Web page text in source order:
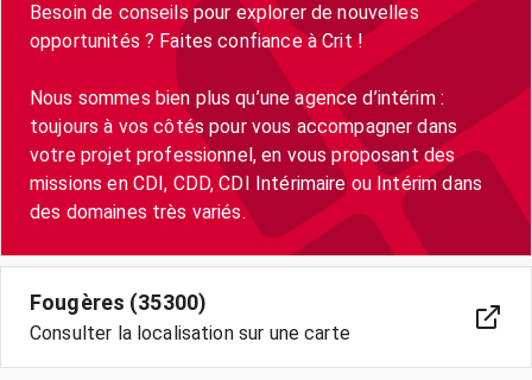
Besoin de conseils pour explorer de nouvelles
opportunités ? Faites confiance à Crit !
Nous sommes bien plus qu’une agence d’intérim :
toujours à vos côtés pour vous accompagner dans
votre projet professionnel, en vous proposant des
missions en CDI, CDD, CDI Intérimaire ou Intérim dans
des domaines très variés.
Fougères (35300)
Consulter la localisation sur une carte